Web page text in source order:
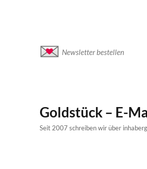
Newsletter bestellen
Goldstück – E-
Seit 2007 schreiben wir über